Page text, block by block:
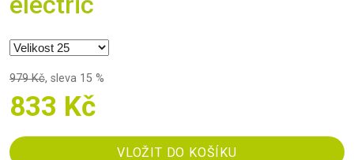
979 Kč, sleva 15 %
833 Kč